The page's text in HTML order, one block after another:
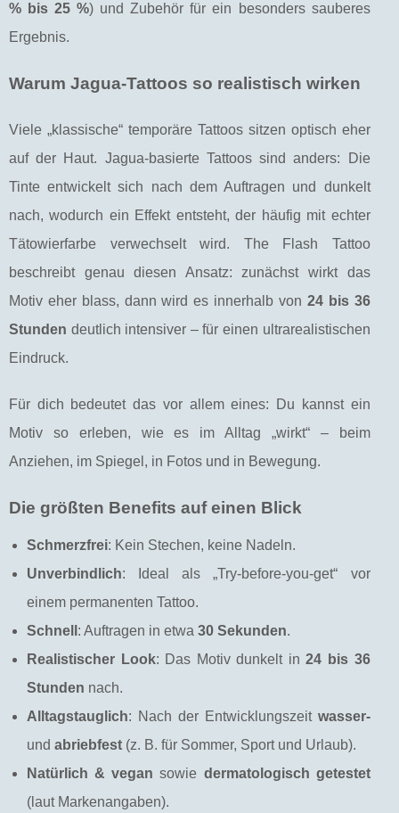
% bis 25 %) und Zubehör für ein besonders sauberes
Ergebnis.
Warum Jagua-Tattoos so realistisch wirken
Viele „klassische“ temporäre Tattoos sitzen optisch eher
auf der Haut. Jagua-basierte Tattoos sind anders: Die
Tinte entwickelt sich nach dem Auftragen und dunkelt
nach, wodurch ein Effekt entsteht, der häufig mit echter
Tätowierfarbe verwechselt wird. The Flash Tattoo
beschreibt genau diesen Ansatz: zunächst wirkt das
Motiv eher blass, dann wird es innerhalb von 24 bis 36
Stunden deutlich intensiver – für einen ultrarealistischen
Eindruck.
Für dich bedeutet das vor allem eines: Du kannst ein
Motiv so erleben, wie es im Alltag „wirkt“ – beim
Anziehen, im Spiegel, in Fotos und in Bewegung.
Die größten Benefits auf einen Blick
Schmerzfrei: Kein Stechen, keine Nadeln.
Unverbindlich: Ideal als „Try-before-you-get“ vor
einem permanenten Tattoo.
Schnell : Auftragen in etwa 30 Sekunden.
Realistischer Look: Das Motiv dunkelt in24 bis 36
Stunden nach.
Alltagstauglich: Nach der Entwicklungszeit wasser-
und abriebfest (z. B. für Sommer, Sport und Urlaub).
Natürlich & vegan sowie dermatologisch getestet
(laut Markenangaben).